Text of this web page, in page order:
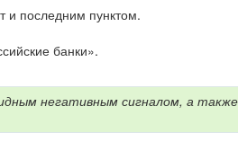
и последним пунктом.
банки».
негативным сигналом, а